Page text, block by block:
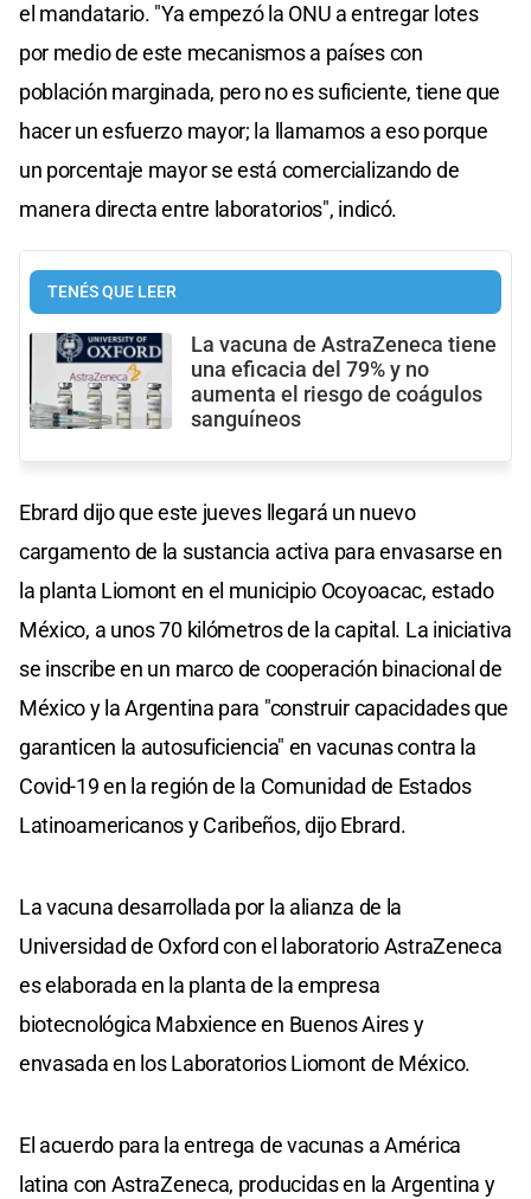
el mandatario. "Ya empezó la ONU a entregar lotes
por medio de este mecanismos a países con
población marginada, pero no es suficiente, tiene que
hacer un esfuerzo mayor; la llamamos a eso porque
un porcentaje mayor se está comercializando de
manera directa entre laboratorios", indicó.
TENÉS QUE LEER
La vacuna de AstraZeneca tiene
una eficacia del 79% y no
aumenta el riesgo de coágulos
sanguíneos
Ebrard dijo que este jueves llegará un nuevo
cargamento de la sustancia activa para envasarse en
la planta Liomont en el municipio Ocoyoacac, estado
México, a unos 70 kilómetros de la capital. La iniciativa
se inscribe en un marco de cooperación binacional de
México y la Argentina para "construir capacidades que
garanticen la autosuficiencia" en vacunas contra la
Covid-19 en la región de la Comunidad de Estados
Latinoamericanos y Caribeños, dijo Ebrard.
La vacuna desarrollada por la alianza de la
Universidad de Oxford con el laboratorio AstraZeneca
es elaborada en la planta de la empresa
biotecnológica Mabxience en Buenos Aires y
envasada en los Laboratorios Liomont de México.
El acuerdo para la entrega de vacunas a América
latina con AstraZeneca, producidas en la Argentina y